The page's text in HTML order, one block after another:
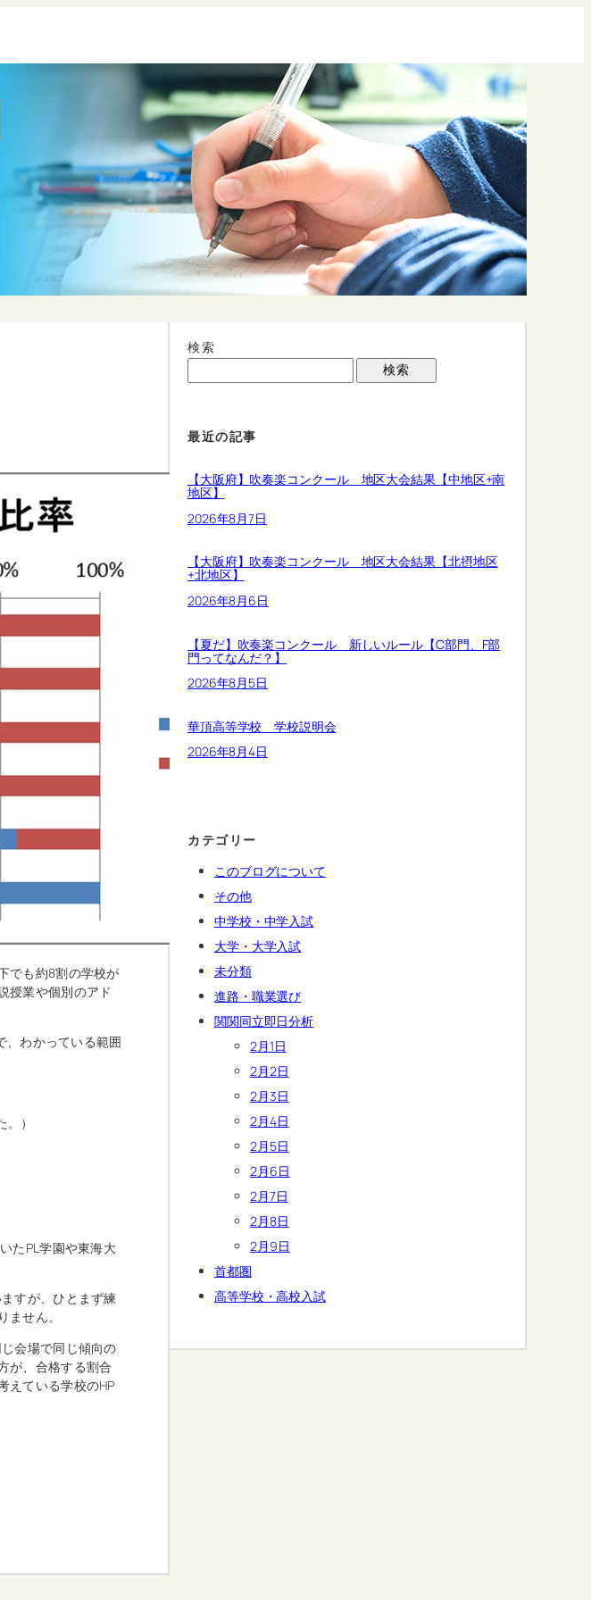
でも約8割の学校が
授業や個別のアド
、わかっている範囲
）
たPL学園や東海大
すが、ひとまず練
せん。
会場で同じ傾向の
が、合格する割合
えている学校のHP
検索
検索
最近の記事
【大阪府】吹奏楽コンクール 地区大会結果【中地区+南
地区】
2026年8月7日
【大阪府】吹奏楽コンクール 地区大会結果【北摂地区
+北地区】
2026年8月6日
【夏だ】吹奏楽コンクール 新しいルール【C部門、F部
門ってなんだ？】
2026年8月5日
華頂高等学校 学校説明会
2026年8月4日
カテゴリー
このブログについて
その他
中学校・中学入試
大学・大学入試
未分類
進路・職業選び
関関同立即日分析
2月1日
2月2日
2月3日
2月4日
2月5日
2月6日
2月7日
2月8日
2月9日
首都圏
高等学校・高校入試